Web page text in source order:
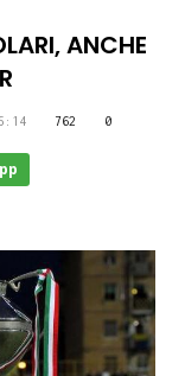
ANCHE
762 0